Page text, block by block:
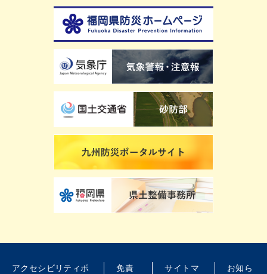
アクセシビリティポ 免責 サイトマ お知ら